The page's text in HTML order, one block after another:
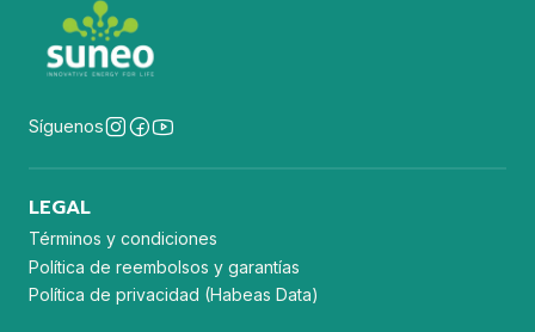
Síguenos
LEGAL
Términos y condiciones
Política de reembolsos y garantías
Política de privacidad (Habeas Data)